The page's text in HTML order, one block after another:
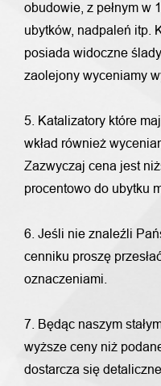
obudowie, z pełnym w
ubytków, nadpaleń itp.
posiada widoczne
zaolejony wyceniamy
5. Katalizatory które
wkład również
Zazwyczaj cena jest
procentowo do ubytku
6. Jeśli nie znaleźli
cenniku proszę
oznaczeniami.
7. Będąc naszym
wyższe ceny niż
dostarcza się